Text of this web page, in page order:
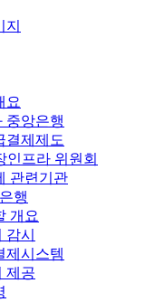
요
중앙은행
결제제도
인프라 위원회
관련기관
행
개요
시
제시스템
제공